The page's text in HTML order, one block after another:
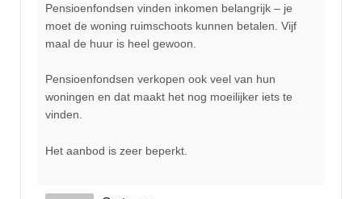
Pensioenfondsen vinden inkomen belangrijk – je
moet de woning ruimschoots kunnen betalen. Vijf
maal de huur is heel gewoon.
Pensioenfondsen verkopen ook veel van hun
woningen en dat maakt het nog moeilijker iets te
vinden.
Het aanbod is zeer beperkt.